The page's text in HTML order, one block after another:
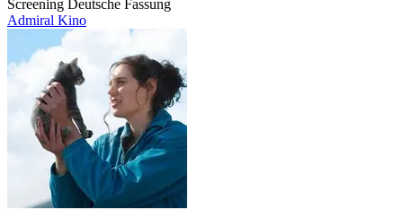
Screening Deutsche Fassung
Admiral Kino